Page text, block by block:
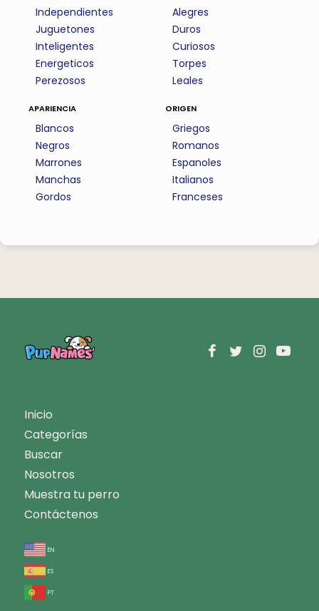
Independientes
Juguetones
Inteligentes
Energeticos
Perezosos
Alegres
Duros
Curiosos
Torpes
Leales
apariencia
Blancos
Negros
Marrones
Manchas
Gordos
origen
Griegos
Romanos
Espanoles
Italianos
Franceses
Inicio
Categorías
Buscar
Nosotros
Muestra tu perro
Contáctenos
en
es
pt